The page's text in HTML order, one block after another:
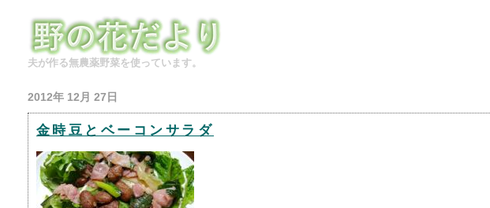
夫が作る無農薬野菜を使っています。
2012年 12月 27日
金時豆とベーコンサラダ